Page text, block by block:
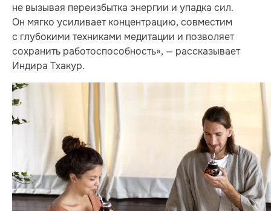
не вызывая переизбытка энергии и упадка сил.
Он мягко усиливает концентрацию, совместим
с глубокими техниками медитации и позволяет
сохранить работоспособность», — рассказывает
Индира Тхакур.